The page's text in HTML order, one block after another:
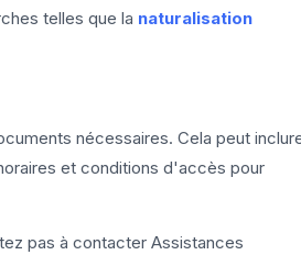
telles que la naturalisation
nécessaires. Cela peut
et conditions d'accès pour
pas à contacter Assistances